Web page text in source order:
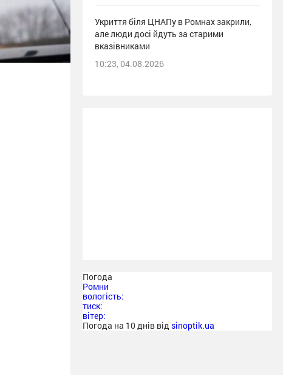
Укриття біля ЦНАПу в Ромнах закрили,
але люди досі йдуть за старими
вказівниками
10:23, 04.08.2026
Погода
Ромни
вологість:
тиск:
вітер:
Погода на 10 днів від sinoptik.ua